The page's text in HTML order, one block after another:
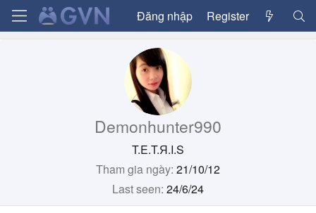
Đăng nhập Register
Demonhunter990
T.E.T.Я.I.S
Tham gia ngày 21/10/12
Last seen 24/6/24